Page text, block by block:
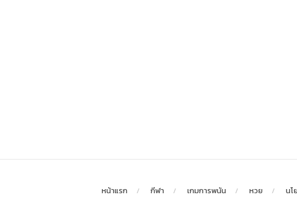
หน้าแรก กีฬา เกมการพนัน หวย นโ